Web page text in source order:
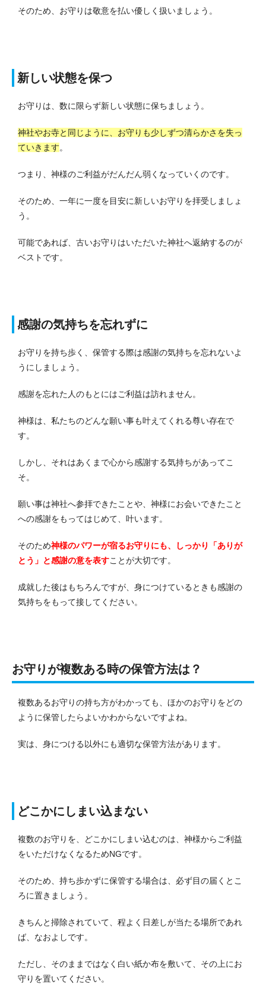
そのため、お守りは敬意を払い優しく扱いましょう。
新しい状態を保つ
お守りは、数に限らず新しい状態に保ちましょう。
神社やお寺と同じように、お守りも少しずつ清らかさを失っ
ていきます。
つまり、神様のご利益がだんだん弱くなっていくのです。
そのため、一年に一度を目安に新しいお守りを拝受しましょ
う。
可能であれば、古いお守りはいただいた神社へ返納するのが
ベストです。
感謝の気持ちを忘れずに
お守りを持ち歩く、保管する際は感謝の気持ちを忘れないよ
うにしましょう。
感謝を忘れた人のもとにはご利益は訪れません。
神様は、私たちのどんな願い事も叶えてくれる尊い存在で
す。
しかし、それはあくまで心から感謝する気持ちがあってこ
そ。
願い事は神社へ参拝できたことや、神様にお会いできたこと
への感謝をもってはじめて、叶います。
そのため神様のパワーが宿るお守りにも、しっかり「ありが
とう」と感謝の意を表すことが大切です。
成就した後はもちろんですが、身につけているときも感謝の
気持ちをもって接してください。
お守りが複数ある時の保管方法は？
複数あるお守りの持ち方がわかっても、ほかのお守りをどの
ように保管したらよいかわからないですよね。
実は、身につける以外にも適切な保管方法があります。
どこかにしまい込まない
複数のお守りを、どこかにしまい込むのは、神様からご利益
をいただけなくなるためNGです。
そのため、持ち歩かずに保管する場合は、必ず目の届くとこ
ろに置きましょう。
きちんと掃除されていて、程よく日差しが当たる場所であれ
ば、なおよしです。
ただし、そのままではなく白い紙か布を敷いて、その上にお
守りを置いてください。